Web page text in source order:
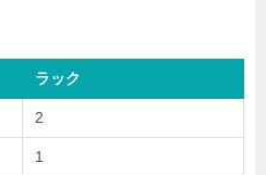
ラック
2
1